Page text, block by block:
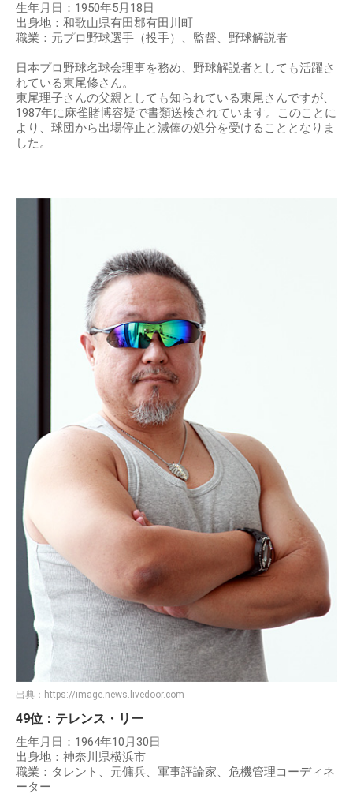
生年月日：1950年5月18日
出身地：和歌山県有田郡有田川町
職業：元プロ野球選手（投手）、監督、野球解説者
日本プロ野球名球会理事を務め、野球解説者としても活躍さ
れている東尾修さん。
東尾理子さんの父親としても知られている東尾さんですが、
1987年に麻雀賭博容疑で書類送検されています。このことに
より、球団から出場停止と減俸の処分を受けることとなりま
した。
出典： https://image.news.livedoor.com
49位：テレンス・リー
生年月日：1964年10月30日
出身地：神奈川県横浜市
職業：タレント、元傭兵、軍事評論家、危機管理コーディネ
ーター